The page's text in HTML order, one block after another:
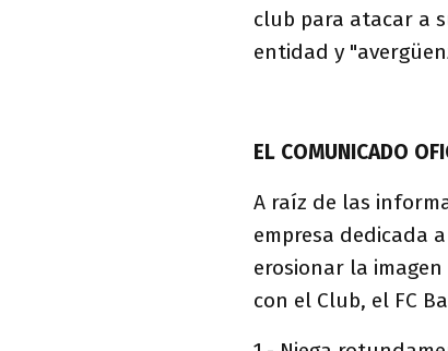
club para atacar a
entidad y
EL COMUNICADO
A raíz de las
empresa dedicada
erosionar la
con el Club, el FC